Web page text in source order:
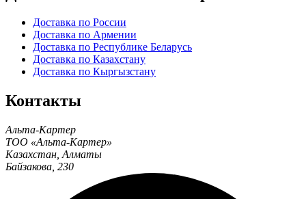
Доставка по России
Доставка по Армении
Доставка по Республике Беларусь
Доставка по Казахстану
Доставка по Кыргызстану
Контакты
Альта-Картер
ТОО «Альта-Картер»
Казахстан Алматы
Байзакова, 230